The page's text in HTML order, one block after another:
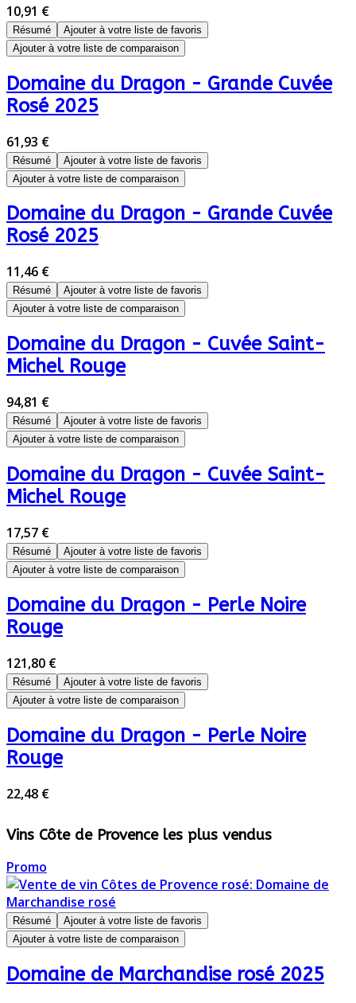
10,91 €
Résumé
Ajouter à votre liste de favoris
Ajouter à votre liste de comparaison
Domaine du Dragon - Grande Cuvée
Rosé 2025
61,93 €
Résumé
Ajouter à votre liste de favoris
Ajouter à votre liste de comparaison
Domaine du Dragon - Grande Cuvée
Rosé 2025
11,46 €
Résumé
Ajouter à votre liste de favoris
Ajouter à votre liste de comparaison
Domaine du Dragon - Cuvée Saint-
Michel Rouge
94,81 €
Résumé
Ajouter à votre liste de favoris
Ajouter à votre liste de comparaison
Domaine du Dragon - Cuvée Saint-
Michel Rouge
17,57 €
Résumé
Ajouter à votre liste de favoris
Ajouter à votre liste de comparaison
Domaine du Dragon - Perle Noire
Rouge
121,80 €
Résumé
Ajouter à votre liste de favoris
Ajouter à votre liste de comparaison
Domaine du Dragon - Perle Noire
Rouge
22,48 €
Vins Côte de Provence les plus vendus
Promo
Résumé
Ajouter à votre liste de favoris
Ajouter à votre liste de comparaison
Domaine de Marchandise rosé 2025